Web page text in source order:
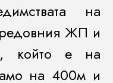
на
ЖП и
който е на
на 400м и